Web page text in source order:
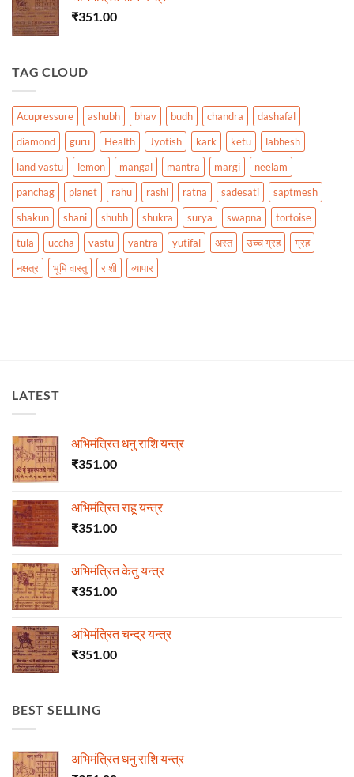
₹351.00
TAG CLOUD
Acupressure ashubh bhav budh chandra
dashafal
diamond
guru Health Jyotish kark ketu
labhesh
land vastu
lemon mangal mantra margi
neelam
panchag
planet rahu rashi ratna sadesati
saptmesh
shakun
shani shubh shukra surya swapna
tortoise
tula
uccha vastu yantra yutifal अस्त उच्च ग्रह
ग्रह
नक्षत्र
भूमि वास्तु राशी व्यापार
LATEST
अभिमंत्रित धनु राशि यन्त्र
₹351.00
अभिमंत्रित राहू यन्त्र
₹351.00
अभिमंत्रित केतु यन्त्र
₹351.00
अभिमंत्रित चन्द्र यन्त्र
₹351.00
BEST SELLING
अभिमंत्रित धनु राशि यन्त्र